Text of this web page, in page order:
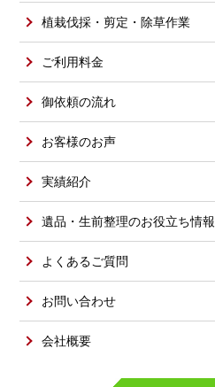
植栽伐採・剪定・除草作業
ご利用料金
御依頼の流れ
お客様のお声
実績紹介
遺品・生前整理のお役立ち情報
よくあるご質問
お問い合わせ
会社概要